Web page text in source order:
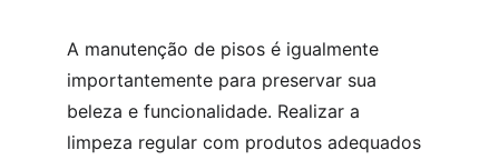
A manutenção de pisos é igualmente
importantemente para preservar sua
beleza e funcionalidade. Realizar a
limpeza regular com produtos adequados